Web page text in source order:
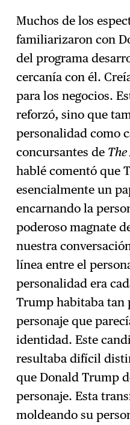
Muchos de los
familiarizaron con
del programa
cercanía con él.
para los negocios.
reforzó, sino que
personalidad como
concursantes de
hablé comentó que
esencialmente un
encarnando la
poderoso magnate
nuestra
línea entre el
personalidad era
Trump habitaba tan
personaje que
identidad. Este
resultaba difícil
que Donald Trump
personaje. Esta
moldeando su